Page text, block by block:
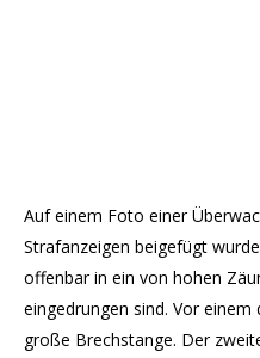
Auf einem Foto einer
Strafanzeigen beigefügt
offenbar in ein von hohen
eingedrungen sind. Vor
große Brechstange. Der